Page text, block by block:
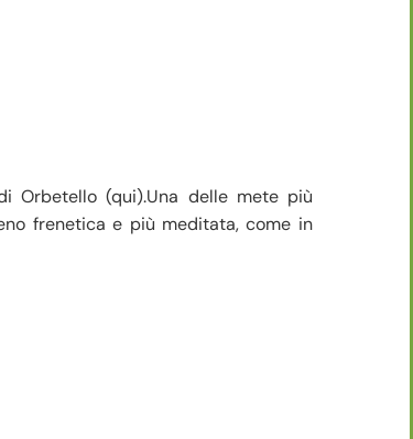
Orbetello (qui).Una delle mete più
frenetica e più meditata, come in